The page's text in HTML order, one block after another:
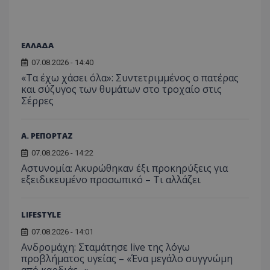
ΕΛΛΑΔΑ
07.08.2026 - 14:40
«Τα έχω χάσει όλα»: Συντετριμμένος ο πατέρας
και σύζυγος των θυμάτων στο τροχαίο στις
Σέρρες
Α. ΡΕΠΟΡΤΑΖ
07.08.2026 - 14:22
Αστυνομία: Ακυρώθηκαν έξι προκηρύξεις για
εξειδικευμένο προσωπικό – Τι αλλάζει
LIFESTYLE
07.08.2026 - 14:01
Ανδρομάχη: Σταμάτησε live της λόγω
προβλήματος υγείας – «Ένα μεγάλο συγγνώμη